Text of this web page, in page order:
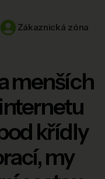
Zákaznická zóna
menších
křídly
my